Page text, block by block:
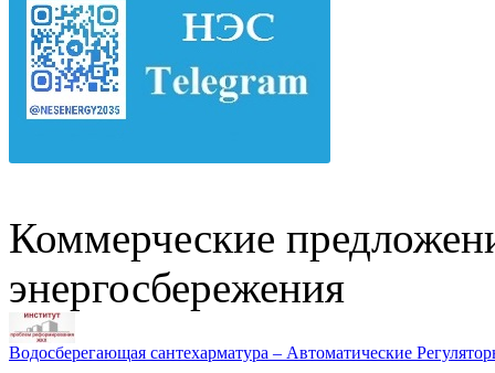
Коммерческие
энергосбережения
Водосберегающая сантехарматура – Автоматические